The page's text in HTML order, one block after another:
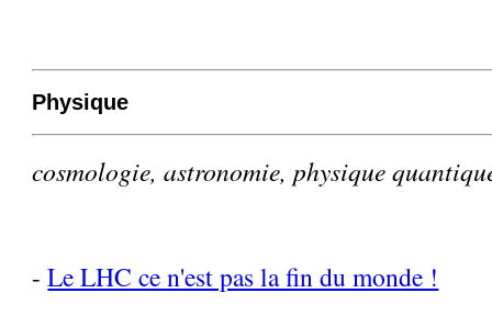
Physique
cosmologie, astronomie, physique
-Le LHC ce n'est pas la fin du monde !